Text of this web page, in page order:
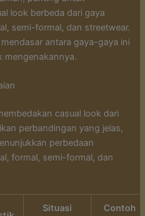
look berbeda dari gaya
semi-formal, dan streetwear.
antara gaya-gaya ini
mengenakannya.
casual look dari
perbandingan yang jelas,
perbedaan
formal, semi-formal, dan
Situasi
Contoh